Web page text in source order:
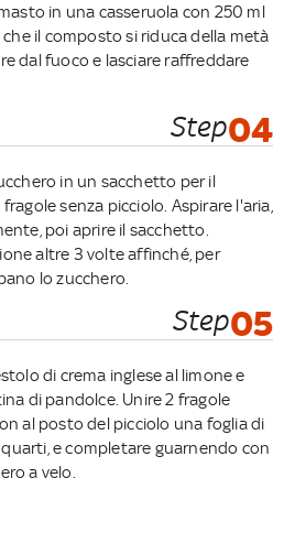
in una casseruola con 250 ml
il composto si riduca della metà
dal fuoco e lasciare raffreddare
Step04
in un sacchetto per il
senza picciolo. Aspirare l'aria,
poi aprire il sacchetto.
altre 3 volte affinché, per
lo zucchero.
Step05
di crema inglese al limone e
di pandolce. Unire 2 fragole
al posto del picciolo una foglia di
e completare guarnendo con
a velo.